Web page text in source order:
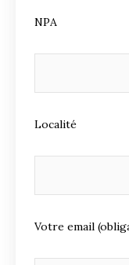
NPA
Localité
Votre email